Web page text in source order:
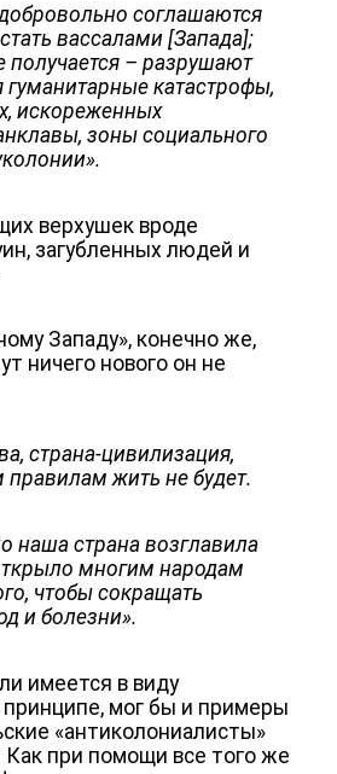
соглашаются
вассалами [Запада];
получается – разрушают
гуманитарные катастрофы,
искореженных
зоны социального
верхушек вроде
загубленных людей и
Западу», конечно же,
ничего нового он не
страна-цивилизация,
жить не будет.
наша страна возглавила
многим народам
чтобы сокращать
и болезни».
имеется в виду
принципе, мог бы и примеры
«антиколониалисты»
при помощи все того же